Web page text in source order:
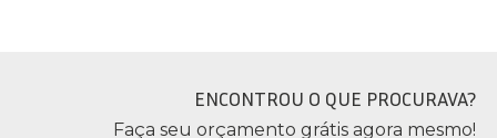
ENCONTROU O QUE PROCURAVA?
Faça seu orçamento grátis agora mesmo!